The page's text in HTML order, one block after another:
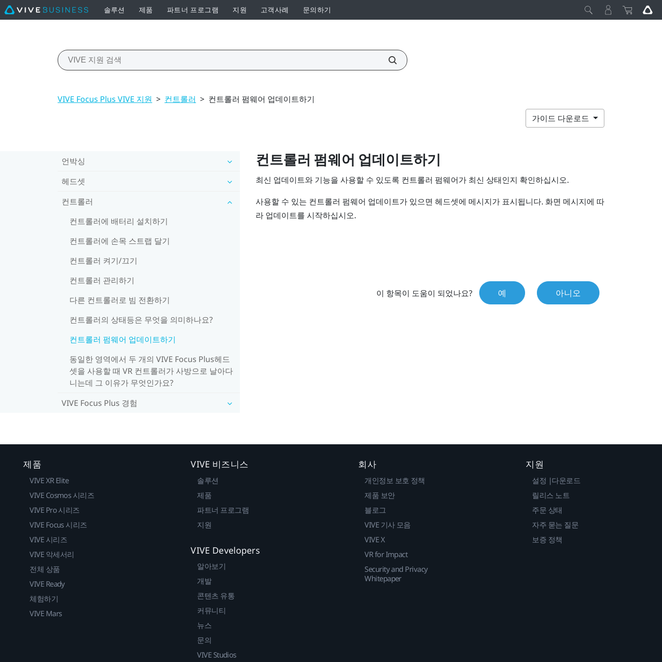
솔루션 제품 파트너 프로그램 지원 고객사례 문의하기
VIVE Focus Plus VIVE 지원 > 컨트롤러 > 컨트롤러 펌웨어 업데이트하기
가이드 다운로드
언박싱
헤드셋
컨트롤러
컨트롤러에 배터리 설치하기
컨트롤러에 손목 스트랩 달기
컨트롤러 켜기/끄기
컨트롤러 관리하기
다른 컨트롤러로 빔 전환하기
컨트롤러의 상태등은 무엇을 의미하나요?
컨트롤러 펌웨어 업데이트하기
동일한 영역에서 두 개의 VIVE Focus Plus헤드
셋을 사용할 때 VR 컨트롤러가 사방으로 날아다
니는데 그 이유가 무엇인가요?
VIVE Focus Plus 경험
컨트롤러 펌웨어 업데이트하기
최신 업데이트와 기능을 사용할 수 있도록 컨트롤러 펌웨어가 최신 상태인지 확인하십시오.
사용할 수 있는 컨트롤러 펌웨어 업데이트가 있으면 헤드셋에 메시지가 표시됩니다. 화면 메시지에 따
라 업데이트를 시작하십시오.
이 항목이 도움이 되었나요? 예 아니오
제품
VIVE XR Elite
VIVE Cosmos 시리즈
VIVE Pro 시리즈
VIVE Focus 시리즈
VIVE 시리즈
VIVE 악세서리
전체 상품
VIVE Ready
체험하기
VIVE Mars
VIVE 비즈니스
솔루션
제품
파트너 프로그램
지원
VIVE Developers
알아보기
개발
콘텐츠 유통
커뮤니티
뉴스
문의
VIVE Studios
회사
개인정보 보호 정책
제품 보안
블로그
VIVE 기사 모음
VIVE X
VR for Impact
Security and Privacy
Whitepaper
지원
설정 |다운로드
릴리스 노트
주문 상태
자주 묻는 질문
보증 정책